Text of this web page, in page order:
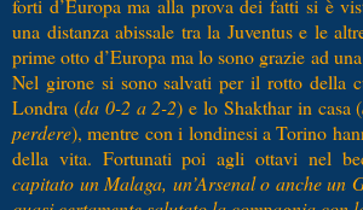
forti d’Europa ma alla prova dei fatti si è
una distanza abissale tra la Juventus e le
prime otto d’Europa ma lo sono grazie ad
Nel girone si sono salvati per il rotto della
Londra (da 0-2 a 2-2) e lo Shakthar in casa (
perdere), mentre con i londinesi a Torino
della vita. Fortunati poi agli ottavi nel
capitato un Malaga, un’Arsenal o anche un